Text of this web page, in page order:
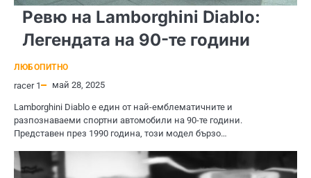
Ревю на Lamborghini Diablo:
Легендата на 90-те години
ЛЮБОПИТНО
racer 1 май 28, 2025
Lamborghini Diablo е един от най-емблематичните и
разпознаваеми спортни автомобили на 90-те години.
Представен през 1990 година, този модел бързо…